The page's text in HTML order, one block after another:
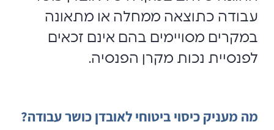
עבודה כתוצאה ממחלה או מתאונה
במקרים מסויימים בהם אינם זכאים
לפנסיית נכות מקרן הפנסיה.
מה מעניק כיסוי ביטוחי לאובדן כושר עבודה?